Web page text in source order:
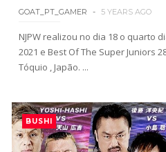
SCSA867 -
SCSA867-Aug 05 2026
GOAT_PT_GAMER 5 YEARS AGO
NJPW realizou no dia 18 o quarto
2021 e Best Of The Super Juniors
Tóquio , Japão. ...
BUSHI